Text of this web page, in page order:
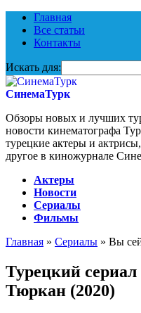
Главная
Все статьи
Контакты
Искать для:
СинемаТурк
Обзоры новых и лучших
новости кинематографа
турецкие актеры и
другое в киножурнале
Актеры
Новости
Сериалы
Фильмы
Главная » Сериалы » Вы
Турецкий
Тюркан (2020)